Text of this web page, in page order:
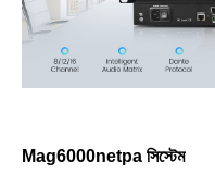
Mag6000netpa সিস্টেম